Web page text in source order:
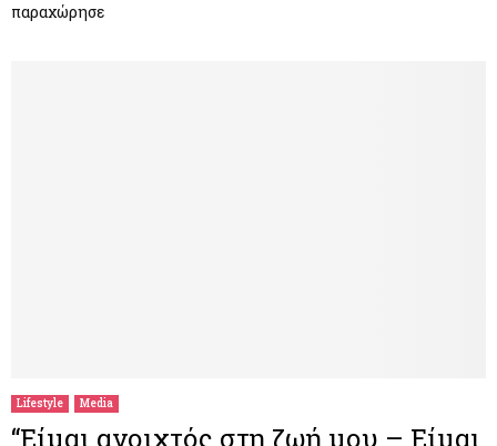
παραχώρησε
Lifestyle Media
“Είμαι ανοιχτός στη ζωή μου – Είμαι